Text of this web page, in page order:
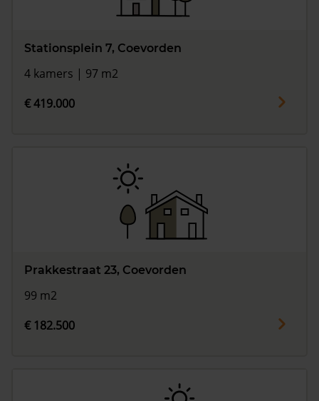
Stationsplein 7, Coevorden
4 kamers | 97 m2
€ 419.000
Prakkestraat 23, Coevorden
99 m2
€ 182.500